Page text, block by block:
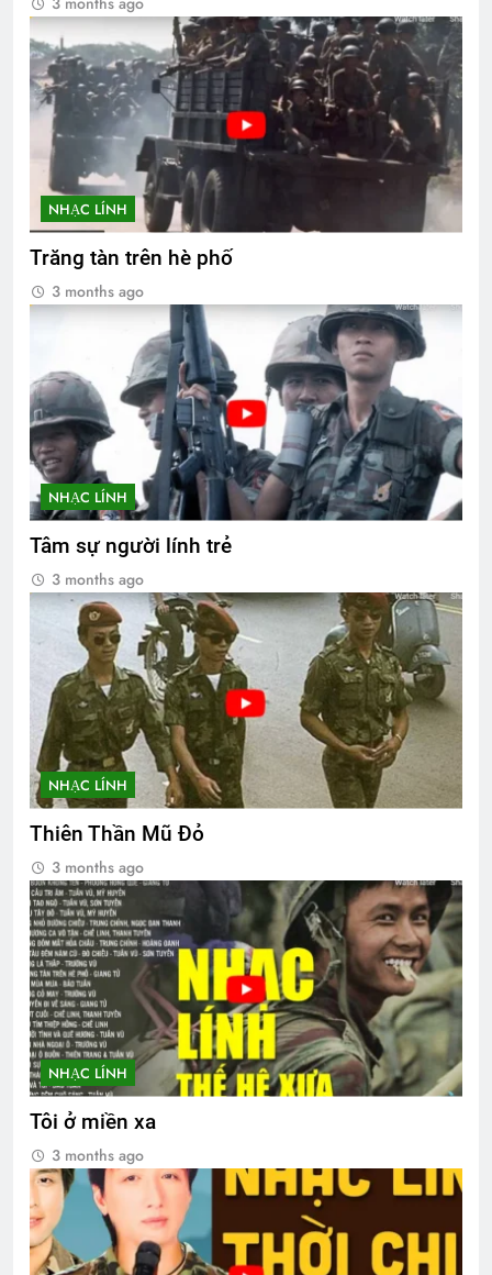
NHẠC LÍNH
Trăng tàn trên hè phố
3 months ago
NHẠC LÍNH
Tâm sự người lính trẻ
3 months ago
NHẠC LÍNH
Thiên Thần Mũ Đỏ
3 months ago
NHẠC LÍNH
Tôi ở miền xa
3 months ago